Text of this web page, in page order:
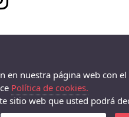
en nuestra página web con
Política de cookies.
sitio web que usted podrá